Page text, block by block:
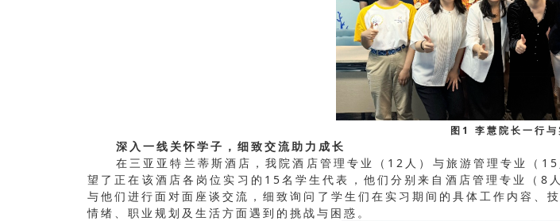
图1 李慧院长一行与
深入一线关怀学子，细致交流助力成长
在三亚亚特兰蒂斯酒店，我院酒店管理专业（12人）与旅游管理专业（
望了正在该酒店各岗位实习的15名学生代表，他们分别来自酒店管理专业（8
与他们进行面对面座谈交流，细致询问了学生们在实习期间的具体工作内容、
情绪、职业规划及生活方面遇到的挑战与困惑。